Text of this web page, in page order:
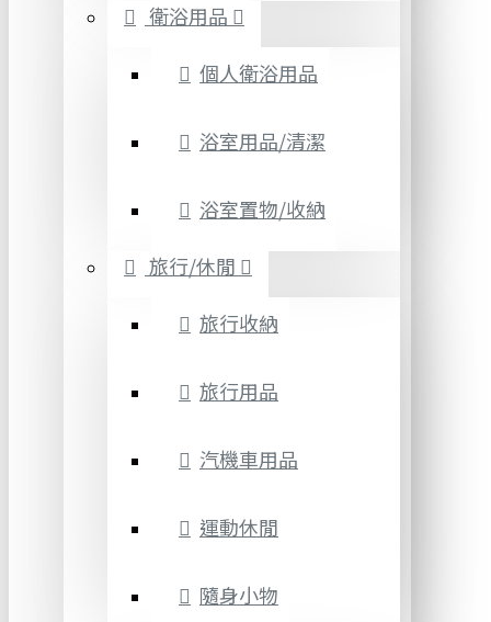
衛浴用品
個人衛浴用品
浴室用品/清潔
浴室置物/收納
旅行/休閒
旅行收納
旅行用品
汽機車用品
運動休閒
隨身小物